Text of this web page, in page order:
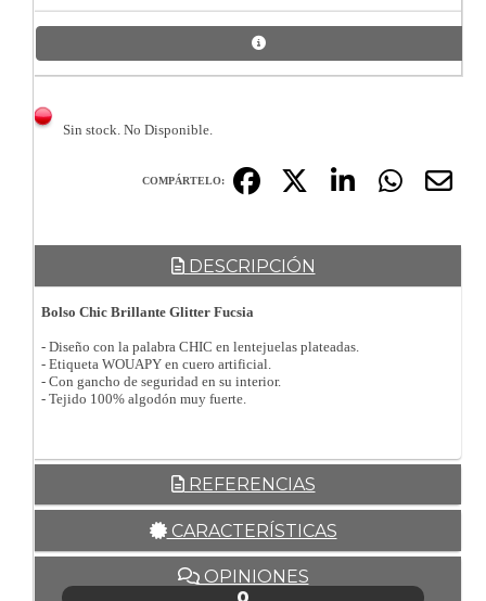
Sin stock. No Disponible.
COMPÁRTELO:
DESCRIPCIÓN
Bolso Chic Brillante Glitter Fucsia
- Diseño con la palabra CHIC en lentejuelas plateadas.
- Etiqueta WOUAPY en cuero artificial.
- Con gancho de seguridad en su interior.
- Tejido 100% algodón muy fuerte.
REFERENCIAS
CARACTERÍSTICAS
OPINIONES